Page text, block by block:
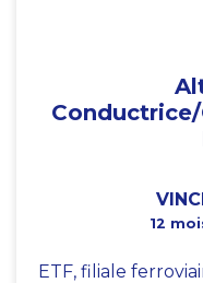
12
ETF, filiale